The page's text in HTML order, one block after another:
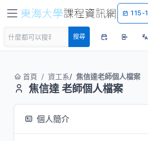
115-1
搜尋
首頁 資工系 焦信達老師個人檔案
焦信達 老師個人檔案
個人簡介